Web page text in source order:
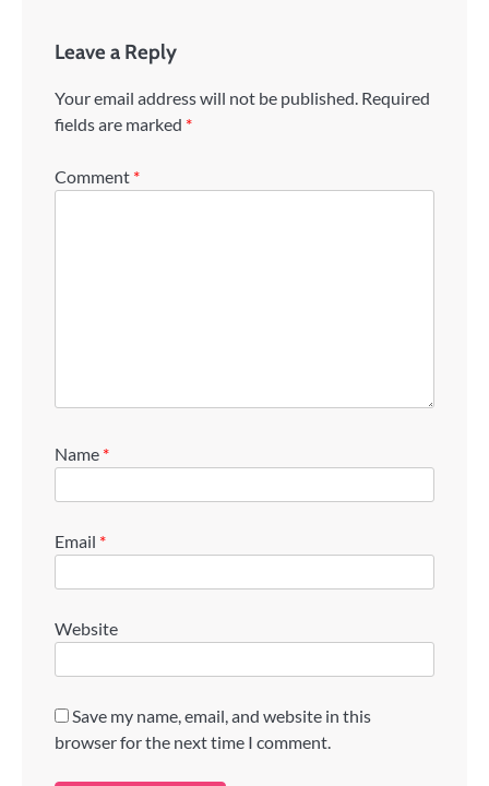
Leave a Reply
Your email address will not be published. Required
fields are marked *
Comment *
Name *
Email *
Website
Save my name, email, and website in this
browser for the next time I comment.